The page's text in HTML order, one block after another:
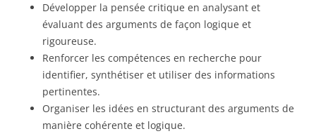
Développer la pensée critique en analysant et
évaluant des arguments de façon logique et
rigoureuse.
Renforcer les compétences en recherche pour
identifier, synthétiser et utiliser des informations
pertinentes.
Organiser les idées en structurant des arguments de
manière cohérente et logique.